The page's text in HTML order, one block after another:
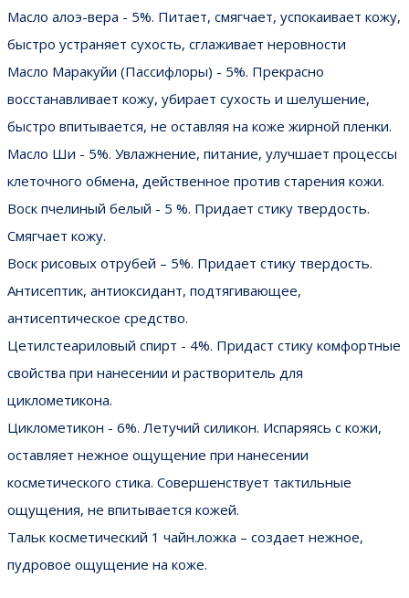
Масло алоэ-вера - 5%. Питает, смягчает, успокаивает кожу,
быстро устраняет сухость, сглаживает неровности
Масло Маракуйи (Пассифлоры) - 5%. Прекрасно
восстанавливает кожу, убирает сухость и шелушение,
быстро впитывается, не оставляя на коже жирной пленки.
Масло Ши - 5%. Увлажнение, питание, улучшает процессы
клеточного обмена, действенное против старения кожи.
Воск пчелиный белый - 5 %. Придает стику твердость.
Смягчает кожу.
Воск рисовых отрубей – 5%. Придает стику твердость.
Антисептик, антиоксидант, подтягивающее,
антисептическое средство.
Цетилстеариловый спирт - 4%. Придаст стику комфортные
свойства при нанесении и растворитель для
циклометикона.
Циклометикон - 6%. Летучий силикон. Испаряясь с кожи,
оставляет нежное ощущение при нанесении
косметического стика. Совершенствует тактильные
ощущения, не впитывается кожей.
Тальк косметический 1 чайн.ложка – создает нежное,
пудровое ощущение на коже.